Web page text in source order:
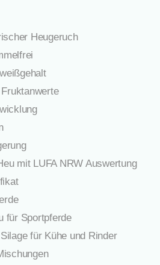
Heugeruch
mit LUFA NRW Auswertung
für Sportpferde
für Kühe und Rinder